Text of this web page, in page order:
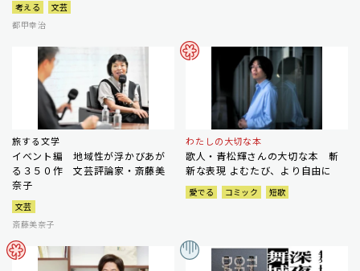
考える
文芸
都甲幸治
旅する文学
イベント編 地域性が浮かびあが
る３５０作 文芸評論家・斎藤美
奈子
文芸
斎藤美奈子
わたしの大切な本
歌人・青松輝さんの大切な本 斬
新な表現 よむたび、より自由に
愛でる コミック 短歌